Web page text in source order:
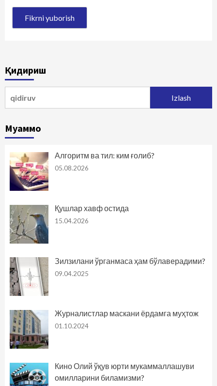
Қидириш
Муаммо
Алгоритм ва тил: ким ғолиб?
05.08.2026
Қушлар хавф остида
15.04.2026
Зилзилани ўрганмаса ҳам бўлаверадими?
09.04.2025
Журналистлар маскани ёрдамга муҳтож
01.10.2024
Кино Олий ўқув юрти мукаммаллашуви
омилларини биламизми?